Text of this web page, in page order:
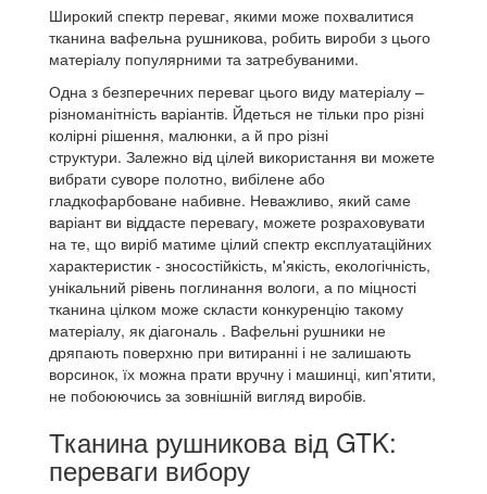
Широкий спектр переваг, якими може похвалитися
тканина вафельна рушникова, робить вироби з цього
матеріалу популярними та затребуваними.
Одна з безперечних переваг цього виду матеріалу –
різноманітність варіантів. Йдеться не тільки про різні
колірні рішення, малюнки, а й про різні
структури. Залежно від цілей використання ви можете
вибрати суворе полотно, вибілене або
гладкофарбоване набивне. Неважливо, який саме
варіант ви віддасте перевагу, можете розраховувати
на те, що виріб матиме цілий спектр експлуатаційних
характеристик - зносостійкість, м'якість, екологічність,
унікальний рівень поглинання вологи, а по міцності
тканина цілком може скласти конкуренцію такому
матеріалу, як діагональ . Вафельні рушники не
дряпають поверхню при витиранні і не залишають
ворсинок, їх можна прати вручну і машинці, кип'ятити,
не побоюючись за зовнішній вигляд виробів.
Тканина рушникова від GTK:
переваги вибору